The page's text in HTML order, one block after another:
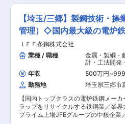
成形される仕組み、これを「ロール
（ロール形成）」といいます。 ■具体的な業務：
・機械設計図面の作成・編集 ・顧客
た、設計コンセプトの構築 ・顧客との
わせ ・解析ソフトによる設計分析作業 ■当社の
魅力： ◇フォーミングロールという
の日本トップクラスシェア◎ ◇世界
にフォーミングロールを供給◎ ◇学歴
問、今いる設計者の多くがCADや設計
状態からスタートして、社内教育で技
きた◎ ◇賞与年3回、合計賞与額が10
5ヶ月分以上◎ ■当社の特徴： 〜フォーミングロ
ールの専門メーカーとして昭和40年創
インに担当していただきます。 鋼に
性は、使用される製品の種類や形状、
他部品との組み合わせ等により多種
そこには完成品の性能や品質を大きく
要な要素が詰まっています。 【想定
同社オリジナル鋼材を中心とした製品
顧客のニーズに合わせた試作、加工方
工場視察など ■募集背景： 1927年の創業から97
年間、時計の針やボールペンの芯など
品に使われる特殊な鋼を扱う加工品メ
て、多くの製品でトップシェアを誇る
技術力が故の信頼と実績から、大手メ
安定的な取引もあり、成長を続けてき
SDGsの観点から、「大量に作り、大
時代」から「1つ1つの確かな製品を
【埼玉/三郷】製鋼技術・
管理）◇国内最大級の電炉
プ
ＪＦＥ条鋼株式会社
業種 / 職種
金属・製綱・
計・工法開発
金属加工） 製
造プロセス開
型）（金属・
年収 500万円~
勤務地
埼玉県三郷市
【国内トップクラスの電炉鉄鋼メーカ
ラップをリサイクルする鉄鋼業／業界
プライム上場JFEグループの中核企業